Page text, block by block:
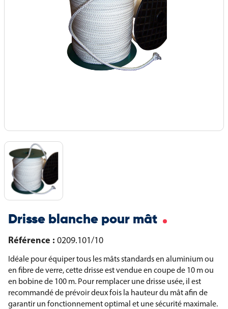
Drisse blanche pour mât
Référence : 0209.101/10
Idéale pour équiper tous les mâts standards en aluminium ou
en fibre de verre, cette drisse est vendue en coupe de 10 m ou
en bobine de 100 m. Pour remplacer une drisse usée, il est
recommandé de prévoir deux fois la hauteur du mât afin de
garantir un fonctionnement optimal et une sécurité maximale.